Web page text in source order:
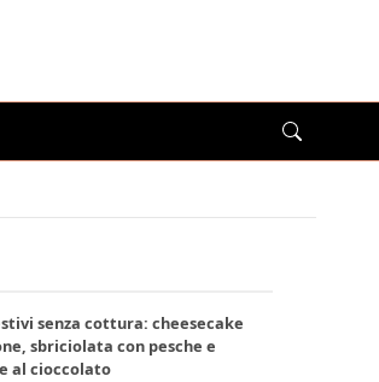
senza cottura: cheesecake
sbriciolata con pesche e
al cioccolato